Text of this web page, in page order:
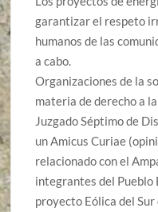
garantizar el respeto
humanos de las
a cabo.
Organizaciones de la
materia de derecho a
Juzgado Séptimo de
un Amicus Curiae
relacionado con el
integrantes del Pueblo
proyecto Eólica del